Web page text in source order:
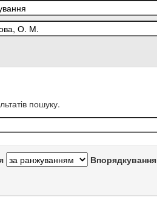
пошуку.
Впорядкування